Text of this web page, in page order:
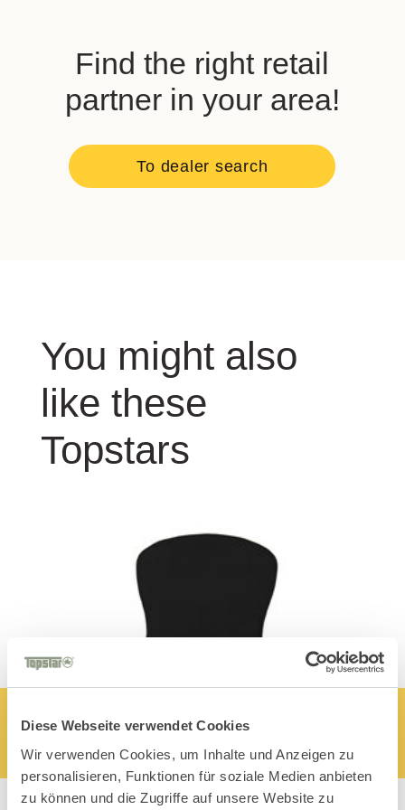
Diese Webseite verwendet Cookies
Wir verwenden Cookies, um Inhalte und Anzeigen zu
personalisieren, Funktionen für soziale Medien anbieten
zu können und die Zugriffe auf unsere Website zu
Find the right retail
partner in your area!
To dealer search
You might also
like these
Topstars